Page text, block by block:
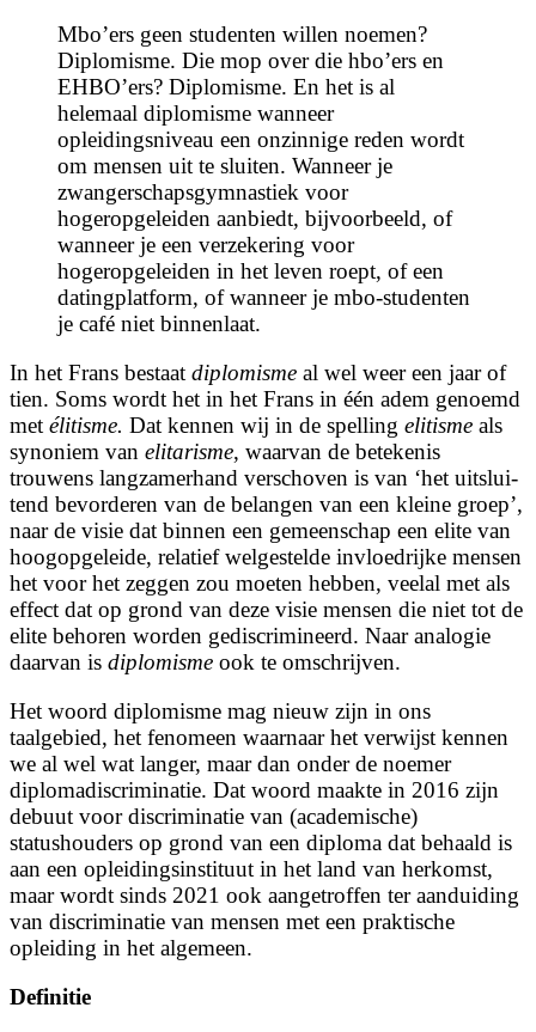
Mbo’ers geen studenten willen noemen?
Diplomisme. Die mop over die hbo’ers en
EHBO’ers? Diplomisme. En het is al
helemaal diplomisme wanneer
opleidingsniveau een onzinnige reden wordt
om mensen uit te sluiten. Wanneer je
zwangerschapsgymnastiek voor
hogeropgeleiden aanbiedt, bijvoorbeeld, of
wanneer je een verzekering voor
hogeropgeleiden in het leven roept, of een
datingplatform, of wanneer je mbo-studenten
je café niet binnenlaat.
In het Frans bestaat diplomisme al wel weer een jaar of
tien. Soms wordt het in het Frans in één adem genoemd
met élitisme. Dat kennen wij in de spelling elitisme als
synoniem van elitarisme, waarvan de betekenis
trouwens langzamerhand verschoven is van ‘het uit­slui­
tend be­vor­de­ren van de be­lan­gen van een klei­ne groep’,
naar de visie dat binnen een gemeenschap een elite van
hoogopgeleide, relatief welgestelde invloedrijke mensen
het voor het zeggen zou moeten hebben, veelal met als
effect dat op grond van deze visie mensen die niet tot de
elite behoren worden gediscrimineerd. Naar analogie
daarvan is diplomisme ook te omschrijven.
Het woord diplomisme mag nieuw zijn in ons
taalgebied, het fenomeen waarnaar het verwijst kennen
we al wel wat langer, maar dan onder de noemer
diplomadiscriminatie. Dat woord maakte in 2016 zijn
debuut voor discriminatie van (academische)
statushouders op grond van een diploma dat behaald is
aan een opleidingsinstituut in het land van herkomst,
maar wordt sinds 2021 ook aangetroffen ter aanduiding
van discriminatie van mensen met een praktische
opleiding in het algemeen.
Definitie